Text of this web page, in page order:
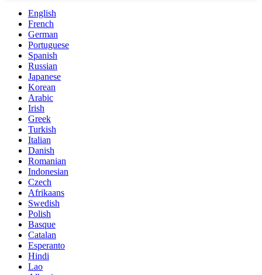
English
French
German
Portuguese
Spanish
Russian
Japanese
Korean
Arabic
Irish
Greek
Turkish
Italian
Danish
Romanian
Indonesian
Czech
Afrikaans
Swedish
Polish
Basque
Catalan
Esperanto
Hindi
Lao